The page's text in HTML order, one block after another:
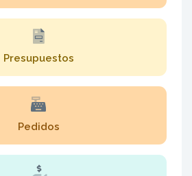
Presupuestos
Pedidos